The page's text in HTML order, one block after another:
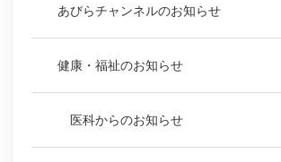
あびらチャンネルのお知らせ
健康・福祉のお知らせ
医科からのお知らせ